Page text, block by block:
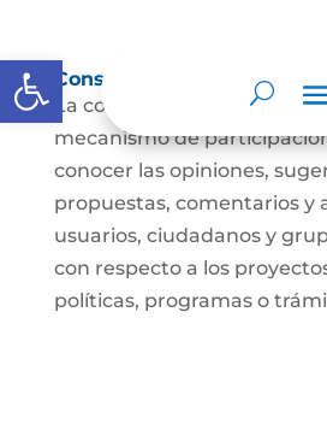
Abrir barra de herramientas
Consulta ciudadana
La consulta a la ciudadanía
mecanismo de
conocer las opiniones,
propuestas, comentarios y
usuarios, ciudadanos y
con respecto a los
políticas, programas o